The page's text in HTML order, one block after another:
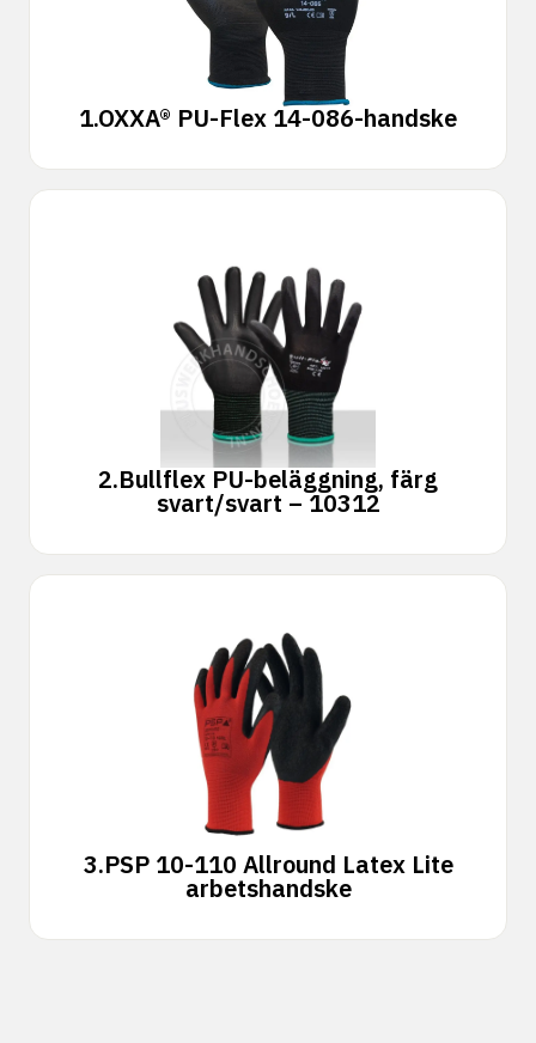
1.OXXA® PU-Flex 14-086-handske
2.Bullflex PU-beläggning, färg
svart/svart – 10312
3.PSP 10-110 Allround Latex Lite
arbetshandske